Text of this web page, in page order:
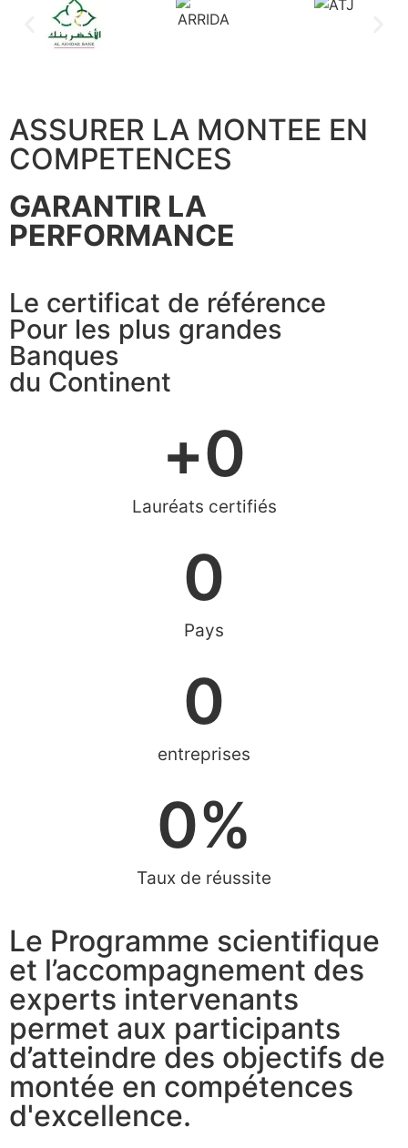
ASSURER LA MONTEE EN
COMPETENCES
GARANTIR LA
PERFORMANCE
Le certificat de référence
Pour les plus grandes
Banques
du Continent
Lauréats certifiés
+0
Pays
0
entreprises
0
Taux de réussite
0%
Le Programme scientifique
et l’accompagnement des
experts intervenants
permet aux participants
d’atteindre des objectifs de
montée en compétences
d'excellence.